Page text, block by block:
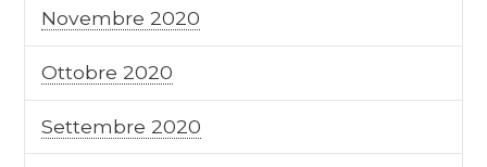
Novembre 2020
Ottobre 2020
Settembre 2020